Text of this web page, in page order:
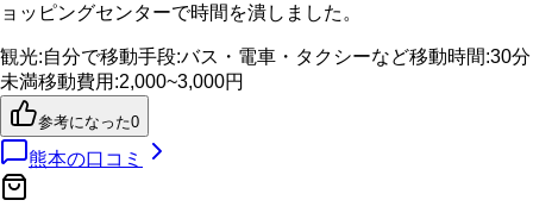
ョッピングセンターで時間を潰しました。
観光:自分で移動手段:バス・電車・タクシーなど移動時間:30分
未満移動費用 :2,000~3,000円
参考になった0
熊本の口コミ